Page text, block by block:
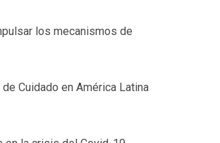
los mecanismos de
Cuidado en América Latina